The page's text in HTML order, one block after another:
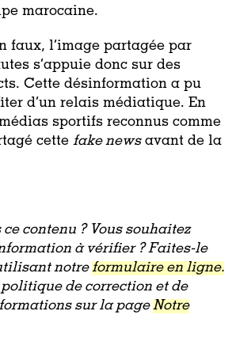
marocaine.
faux, l’image partagée par
s’appuie donc sur des
Cette désinformation a pu
d’un relais médiatique. En
sportifs reconnus comme
cette fake newsavant de la
contenu ? Vous souhaitez
à vérifier ? Faites-le
notreformulaire en ligne.
de correction et de
sur la pageNotre